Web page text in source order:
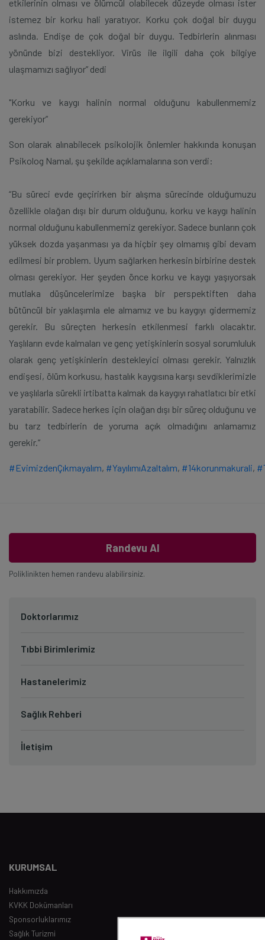
etkilerinin olması ve ölümcül olabilecek düzeyde olması ister
istemez bir korku hali yaratıyor. Korku çok doğal bir duygu
aslında. Endişe de çok doğal bir duygu. Tedbirlerin alınması
yönünde bizi destekliyor. Virüs ile ilgili daha çok bilgiye
ulaşmamızı sağlıyor” dedi
"Korku ve kaygı halinin normal olduğunu kabullenmemiz
gerekiyor”
Son olarak alınabilecek psikolojik önlemler hakkında konuşan
Psikolog Namal, şu şekilde açıklamalarına son verdi:
“Bu süreci evde geçirirken bir alışma sürecinde olduğumuzu
özellikle olağan dışı bir durum olduğunu, korku ve kaygı halinin
normal olduğunu kabullenmemiz gerekiyor. Sadece bunların çok
yüksek dozda yaşanması ya da hiçbir şey olmamış gibi devam
edilmesi bir problem. Uyum sağlarken herkesin birbirine destek
olması gerekiyor. Her şeyden önce korku ve kaygı yaşıyorsak
mutlaka düşüncelerimize başka bir perspektiften daha
bütüncül bir yaklaşımla ele almamız ve bu kaygıyı gidermemiz
gerekir. Bu süreçten herkesin etkilenmesi farklı olacaktır.
Yaşlıların evde kalmaları ve genç yetişkinlerin sosyal sorumluluk
olarak genç yetişkinlerin destekleyici olması gerekir. Yalnızlık
endişesi, ölüm korkusu, hastalık kaygısına karşı sevdiklerimizle
ve yaşlılarla sürekli irtibatta kalmak da kaygıyı rahatlatıcı bir etki
yaratabilir. Sadece herkes için olağan dışı bir süreç olduğunu ve
bu tarz tedbirlerin de yoruma açık olmadığını anlamamız
gerekir.”
#EvimizdenÇıkmayalım, #YayılımıAzaltalım, #14korunmakurali,
Randevu Al
Poliklinikten hemen randevu alabilirsiniz.
Doktorlarımız
Tıbbi Birimlerimiz
Hastanelerimiz
Sağlık Rehberi
İletişim
KURUMSAL
Hakkımızda
KVKK Dokümanları
Sponsorluklarımız
Sağlık Turizmi